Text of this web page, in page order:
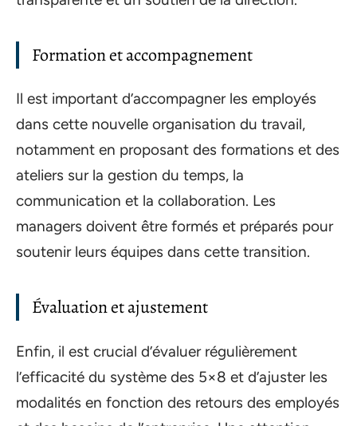
Formation et accompagnement
Il est important d’accompagner les employés
dans cette nouvelle organisation du travail,
notamment en proposant des formations et des
ateliers sur la gestion du temps, la
communication et la collaboration. Les
managers doivent être formés et préparés pour
soutenir leurs équipes dans cette transition.
Évaluation et ajustement
Enfin, il est crucial d’évaluer régulièrement
l’efficacité du système des 5×8 et d’ajuster les
modalités en fonction des retours des employés